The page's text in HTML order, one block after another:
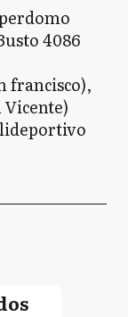
4086
francisco),